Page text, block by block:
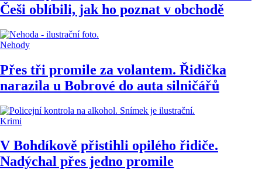
Češi oblíbili, jak ho poznat v obchodě
Nehody
Přes tři promile za volantem. Řidička
narazila u Bobrové do auta silničářů
Krimi
V Bohdíkově přistihli opilého řidiče.
Nadýchal přes jedno promile